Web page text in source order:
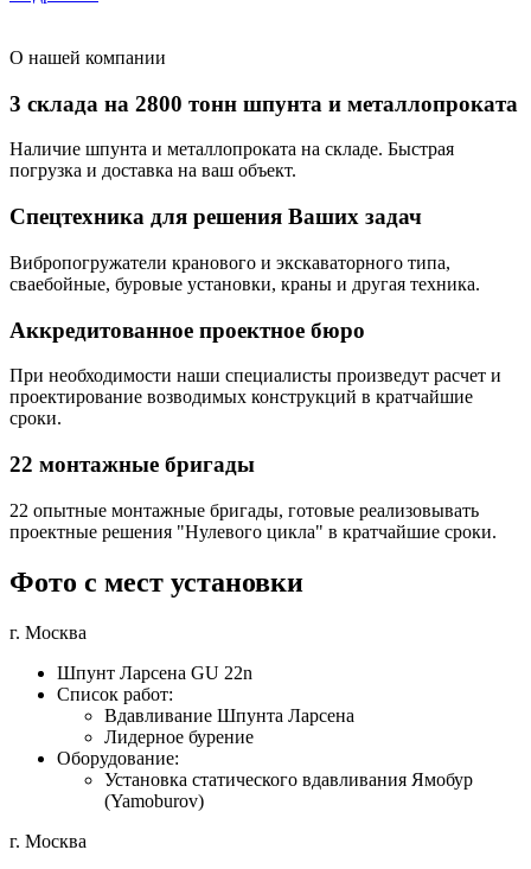
О нашей компании
3 склада на 2800 тонн шпунта и металлопроката
Наличие шпунта и металлопроката на складе. Быстрая
погрузка и доставка на ваш объект.
Спецтехника для решения Ваших задач
Вибропогружатели кранового и экскаваторного типа,
сваебойные, буровые установки, краны и другая техника.
Аккредитованное проектное бюро
При необходимости наши специалисты произведут расчет и
проектирование возводимых конструкций в кратчайшие
сроки.
22 монтажные бригады
22 опытные монтажные бригады, готовые реализовывать
проектные решения "Нулевого цикла" в кратчайшие сроки.
Фото с мест установки
г. Москва
Шпунт Ларсена GU 22n
Список работ:
Вдавливание Шпунта Ларсена
Лидерное бурение
Оборудование:
Установка статического вдавливания Ямобур
(Yamoburov)
г. Москва